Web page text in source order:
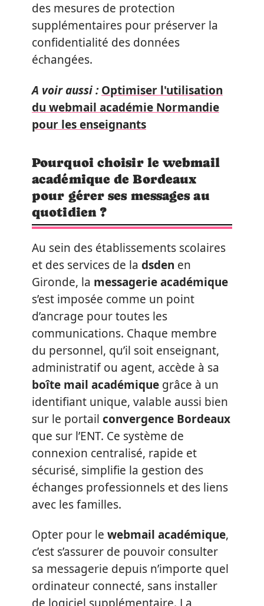
des mesures de protection
supplémentaires pour préserver la
confidentialité des données
échangées.
A voir aussi : Optimiser l'utilisation
du webmail académie Normandie
pour les enseignants
Pourquoi choisir le webmail
académique de Bordeaux
pour gérer ses messages au
quotidien ?
Au sein des établissements scolaires
et des services de la dsden en
Gironde, la messagerie académique
s’est imposée comme un point
d’ancrage pour toutes les
communications. Chaque membre
du personnel, qu’il soit enseignant,
administratif ou agent, accède à sa
boîte mail académique grâce à un
identifiant unique, valable aussi bien
sur le portail convergence Bordeaux
que sur l’ENT. Ce système de
connexion centralisé, rapide et
sécurisé, simplifie la gestion des
échanges professionnels et des liens
avec les familles.
Opter pour le webmail académique,
c’est s’assurer de pouvoir consulter
sa messagerie depuis n’importe quel
ordinateur connecté, sans installer